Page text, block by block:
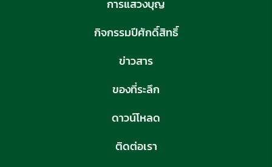
การแสวงบุญ
กิจกรรมปีศักดิ์สิทธิ์
ข่าวสาร
ของที่ระลึก
ดาวน์โหลด
ติดต่อเรา